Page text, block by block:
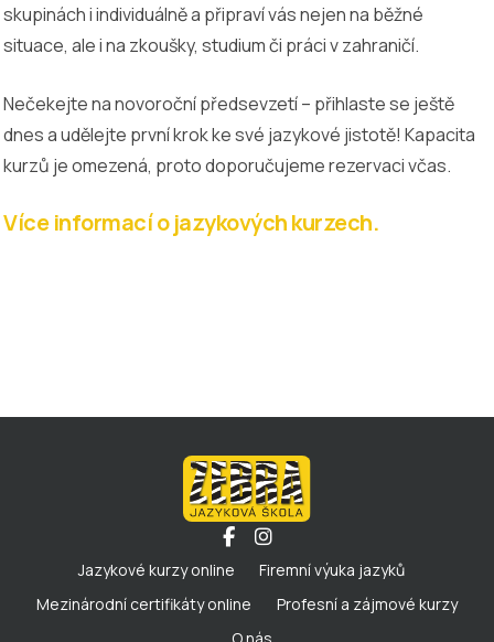
skupinách i individuálně a připraví vás nejen na běžné
situace, ale i na zkoušky, studium či práci v zahraničí.
Nečekejte na novoroční předsevzetí – přihlaste se ještě
dnes a udělejte první krok ke své jazykové jistotě! Kapacita
kurzů je omezená, proto doporučujeme rezervaci včas.
Více informací o jazykových kurzech.
Jazykové kurzy online
Firemní výuka jazyků
Mezinárodní certifikáty online
Profesní a zájmové kurzy